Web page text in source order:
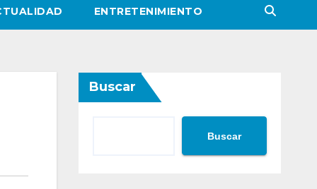
ENTRETENIMIENTO
Buscar
Buscar